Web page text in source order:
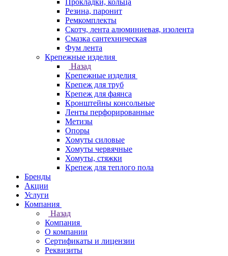
Прокладки, кольца
Резина, паронит
Ремкомплекты
Скотч, лента алюминиевая, изолента
Смазка сантехническая
Фум лента
Крепежные изделия
Назад
Крепежные изделия
Крепеж для труб
Крепеж для фаянса
Кронштейны консольные
Ленты перфорированные
Метизы
Опоры
Хомуты силовые
Хомуты червячные
Хомуты, стяжки
Крепеж для теплого пола
Бренды
Акции
Услуги
Компания
Назад
Компания
О компании
Сертификаты и лицензии
Реквизиты